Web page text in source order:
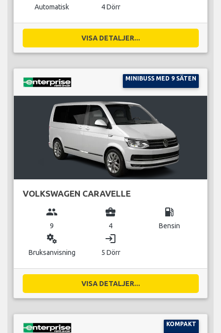
Automatisk 4 Dörr
VISA DETALJER...
MINIBUSS MED 9 SÄTEN
VOLKSWAGEN CARAVELLE
group
9
business_center
4
local_gas_station
Bensin
miscellaneous_services
Bruksanvisning
login
5 Dörr
VISA DETALJER...
KOMPAKT